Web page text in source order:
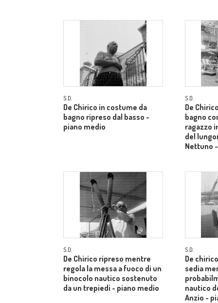
S.D.
De Chirico in costume da
bagno ripreso dal basso -
piano medio
S.D.
De
bagno
ragazzo
del
Nettuno
S.D.
De Chirico ripreso mentre
regola la messa a fuoco di un
binocolo nautico sostenuto
da un trepiedi - piano medio
S.D.
De
sedia
nautico
Anzio -